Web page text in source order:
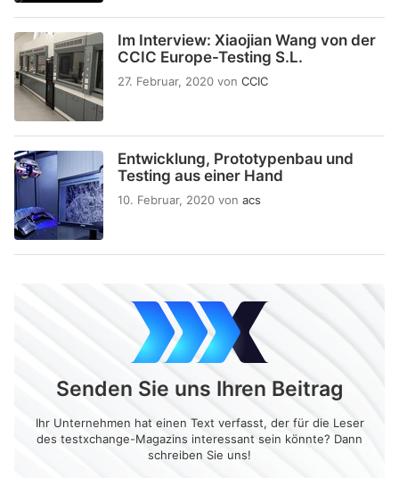
Im Interview: Xiaojian Wang von der
CCIC Europe-Testing S.L.
27. Februar, 2020 von CCIC
Entwicklung, Prototypenbau und
Testing aus einer Hand
10. Februar, 2020 von acs
Senden Sie uns Ihren Beitrag
Ihr Unternehmen hat einen Text verfasst, der für die Leser
des testxchange-Magazins interessant sein könnte? Dann
schreiben Sie uns!